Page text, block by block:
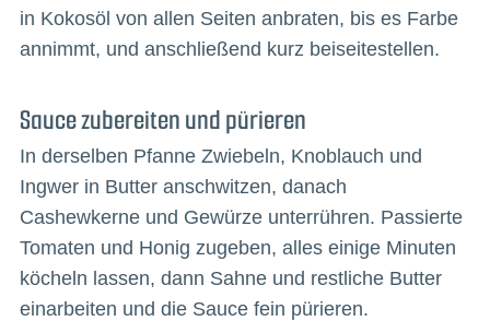
in Kokosöl von allen Seiten anbraten, bis es Farbe
annimmt, und anschließend kurz beiseitestellen.
Sauce zubereiten und pürieren
In derselben Pfanne Zwiebeln, Knoblauch und
Ingwer in Butter anschwitzen, danach
Cashewkerne und Gewürze unterrühren. Passierte
Tomaten und Honig zugeben, alles einige Minuten
köcheln lassen, dann Sahne und restliche Butter
einarbeiten und die Sauce fein pürieren.